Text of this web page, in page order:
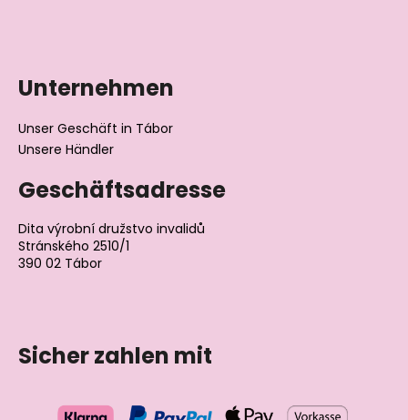
Unternehmen
Unser Geschäft in Tábor
Unsere Händler
Geschäftsadresse
Dita výrobní družstvo invalidů
Stránského 2510/1
390 02 Tábor
Sicher zahlen mit